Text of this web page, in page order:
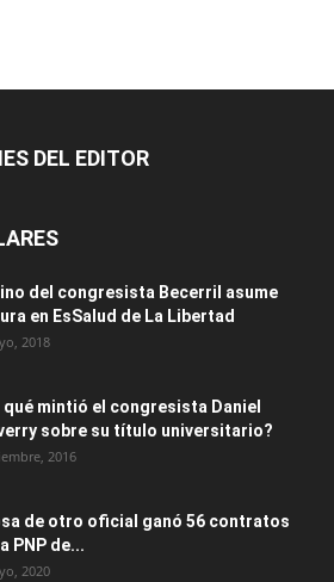
DEL EDITOR
del congresista Becerril asume
en EsSalud de La Libertad
2018
qué mintió el congresista Daniel
sobre su título universitario?
2016
de otro oficial ganó 56 contratos
PNP de...
2020